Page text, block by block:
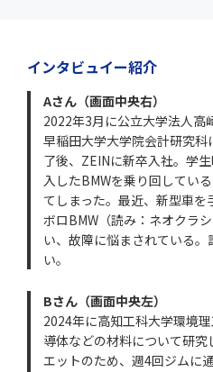
インタビュイー紹介
Aさん（画面中央右）
2022年3月に公立大学法人高
早稲田大学大学院会計研究
了後、ZEINに新卒入社。学
入したBMWを乗り回してい
てしまった。最近、新型車
ボロBMW（読み：ネオクラ
い、故障に悩まされている
い。
Bさん（画面中央左）
2024年に高知工科大学環境
導体などの材料について研
エットのため、週4回ジムに